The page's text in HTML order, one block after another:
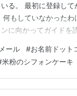
る。 最初に登録して
何もしていなかったわ
に向かってガイドを
れずにいたので、実
なかった。 ようやく
かって、また１から
の対処方法を確認し
ール #お名前ドット
米粉のシフォンケーキ